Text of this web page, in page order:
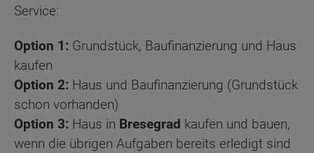
Service:
Option 1: Grundstück, Baufinanzierung und Haus
kaufen
Option 2: Haus und Baufinanzierung (Grundstück
schon vorhanden)
Option 3: Haus in Bresegrad kaufen und bauen,
wenn die übrigen Aufgaben bereits erledigt sind